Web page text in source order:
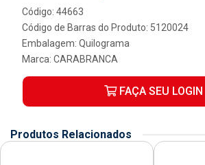
Código: 44663
Código de Barras do Produto: 5120024
Embalagem: Quilograma
Marca: CARABRANCA
FAÇA SEU LOGIN
Produtos Relacionados